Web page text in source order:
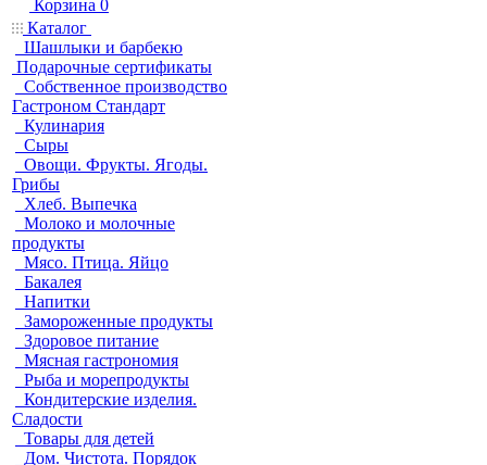
Корзина 0
Каталог
Шашлыки и барбекю
Подарочные сертификаты
Собственное производство
Гастроном Стандарт
Кулинария
Сыры
Овощи. Фрукты. Ягоды.
Грибы
Хлеб. Выпечка
Молоко и молочные
продукты
Мясо. Птица. Яйцо
Бакалея
Напитки
Замороженные продукты
Здоровое питание
Мясная гастрономия
Рыба и морепродукты
Кондитерские изделия.
Сладости
Товары для детей
Дом. Чистота. Порядок